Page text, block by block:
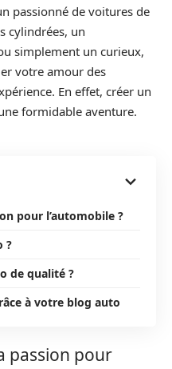
passionné de voitures de
cylindrées, un
simplement un curieux,
votre amour des
En effet, créer un
formidable aventure.
pour l’automobile ?
?
de qualité ?
à votre blog auto
passion pour